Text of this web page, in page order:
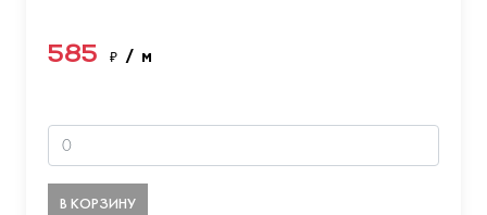
585 ₽ / м
В КОРЗИНУ